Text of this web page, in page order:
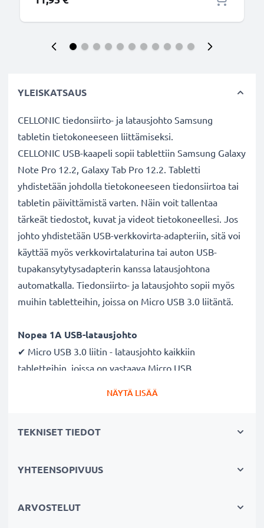
YLEISKATSAUS
CELLONIC tiedonsiirto- ja latausjohto Samsung
tabletin tietokoneeseen liittämiseksi.
CELLONIC USB-kaapeli sopii tablettiin Samsung Galaxy
Note Pro 12.2, Galaxy Tab Pro 12.2. Tabletti
yhdistetään johdolla tietokoneeseen tiedonsiirtoa tai
tabletin päivittämistä varten. Näin voit tallentaa
tärkeät tiedostot, kuvat ja videot tietokoneellesi. Jos
johto yhdistetään USB-verkkovirta-adapteriin, sitä voi
käyttää myös verkkovirtalaturina tai auton USB-
tupakansytytysadapterin kanssa latausjohtona
automatkalla. Tiedonsiirto- ja latausjohto sopii myös
muihin tabletteihin, joissa on Micro USB 3.0 liitäntä.
Nopea 1A USB-latausjohto
✔ Micro USB 3.0 liitin - latausjohto kaikkiin
tabletteihin, joissa on vastaava Micro USB
murtumattomat liitimet
Laadukas datakaapeli tabletin
✔ Turvallinen tiedonsiirto - dokumenttien, valokuvien,
NÄYTÄ LISÄÄ
TEKNISET TIEDOT
YHTEENSOPIVUUS
ARVOSTELUT